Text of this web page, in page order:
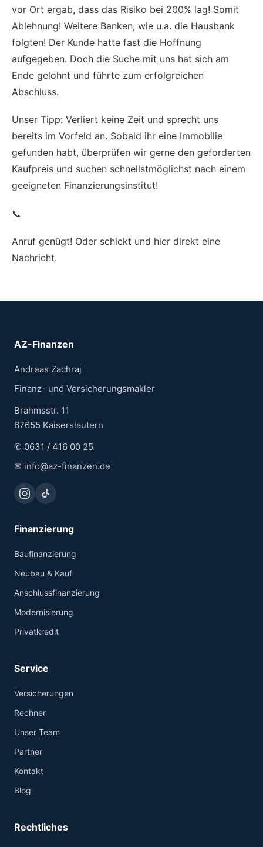
vor Ort ergab, dass das Risiko bei 200% lag! Somit
Ablehnung! Weitere Banken, wie u.a. die Hausbank
folgten! Der Kunde hatte fast die Hoffnung
aufgegeben. Doch die Suche mit uns hat sich am
Ende gelohnt und führte zum erfolgreichen
Abschluss.
Unser Tipp: Verliert keine Zeit und sprecht uns
bereits im Vorfeld an. Sobald ihr eine Immobilie
gefunden habt, überprüfen wir gerne den geforderten
Kaufpreis und suchen schnellstmöglichst nach einem
geeigneten Finanzierungsinstitut!
📞
Anruf genügt! Oder schickt und hier direkt eine
Nachricht.
AZ-Finanzen
Andreas Zachraj
Finanz- und Versicherungsmakler
Brahmsstr. 11
67655 Kaiserslautern
✆ 0631 / 416 00 25
✉ info@az-finanzen.de
Finanzierung
Baufinanzierung
Neubau & Kauf
Anschlussfinanzierung
Modernisierung
Privatkredit
Service
Versicherungen
Rechner
Unser Team
Partner
Kontakt
Blog
Rechtliches